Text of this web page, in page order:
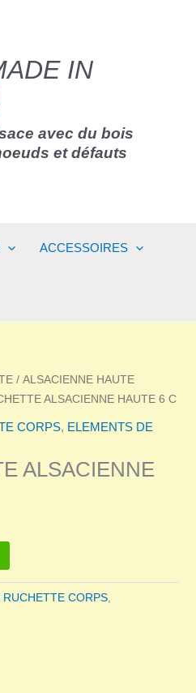
IN
avec du bois
et défauts
ACCESSOIRES
/ALSACIENNE HAUTE
ALSACIENNE HAUTE 6 C
CORPS, ELEMENTS DE
ALSACIENNE
CORPS